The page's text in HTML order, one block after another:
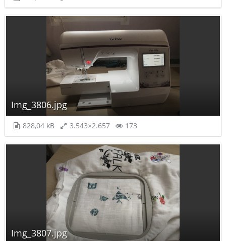
Img_3806.jpg
828,04 kB 3.543×2.657 173
Img_3807.jpg